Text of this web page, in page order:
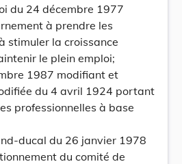
du 24 décembre 1977
à prendre les
stimuler la croissance
le plein emploi;
1987 modifiant et
du 4 avril 1924 portant
professionnelles à base
ducal du 26 janvier 1978
du comité de